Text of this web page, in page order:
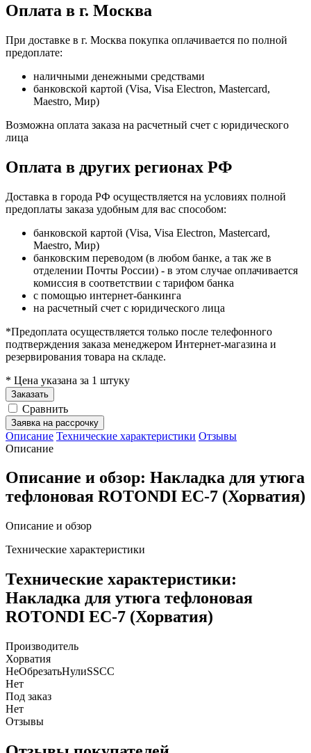
Оплата в г. Москва
При доставке в г. Москва покупка оплачивается по полной
предоплате:
наличными денежными средствами
банковской картой (Visa, Visa Electron, Mastercard,
Maestro, Мир)
Возможна оплата заказа на расчетный счет с юридического
лица
Оплата в других регионах РФ
Доставка в города РФ осуществляется на условиях полной
предоплаты заказа удобным для вас способом:
банковской картой (Visa, Visa Electron, Mastercard,
Maestro, Мир)
банковским переводом (в любом банке, а так же в
отделении Почты России) - в этом случае оплачивается
комиссия в соответствии с тарифом банка
с помощью интернет-банкинга
на расчетный счет с юридического лица
*Предоплата осуществляется только после телефонного
подтверждения заказа менеджером Интернет-магазина и
резервирования товара на складе.
* Цена указана за 1 штуку
Заказать
Сравнить
Заявка на рассрочку
Описание Технические характеристики Отзывы
Описание
Описание и обзор: Накладка для утюга
тефлоновая ROTONDI EC-7 (Хорватия)
Описание и обзор
Технические характеристики
Технические характеристики:
Накладка для утюга тефлоновая
ROTONDI EC-7 (Хорватия)
Производитель
Хорватия
НеОбрезатьНулиSSCC
Нет
Под заказ
Нет
Отзывы